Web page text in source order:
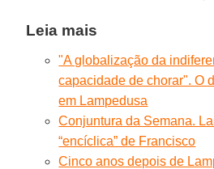
Leia mais
"A globalização da
capacidade de chorar". O
em Lampedusa
Conjuntura da Semana.
“encíclica” de Francisco
Cinco anos depois de